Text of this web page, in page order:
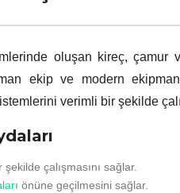
oluşan kireç, çamur
ekip ve modern
verimli bir şekilde
çalışmasını sağlar.
önüne geçilmesini sağlar.